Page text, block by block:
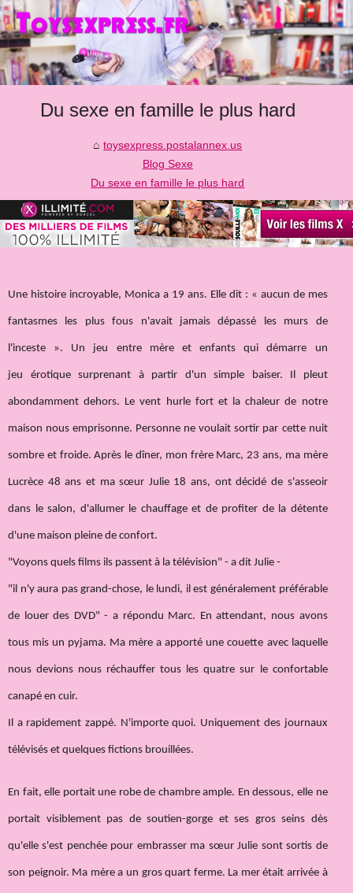
Du sexe en famille le plus hard
toysexpress.postalannex.us
Blog Sexe
Du sexe en famille le plus hard
Une histoire incroyable, Monica a 19 ans. Elle dit : « aucun de mes
fantasmes les plus fous n'avait jamais dépassé les murs de
l'inceste ». Un jeu entre mère et enfants qui démarre un
jeu érotique surprenant à partir d'un simple baiser. Il pleut
abondamment dehors. Le vent hurle fort et la chaleur de notre
maison nous emprisonne. Personne ne voulait sortir par cette nuit
sombre et froide. Après le dîner, mon frère Marc, 23 ans, ma mère
Lucrèce 48 ans et ma sœur Julie 18 ans, ont décidé de s'asseoir
dans le salon, d'allumer le chauffage et de profiter de la détente
d'une maison pleine de confort.
"Voyons quels films ils passent à la télévision" - a dit Julie -
"il n'y aura pas grand-chose, le lundi, il est généralement préférable
de louer des DVD" - a répondu Marc. En attendant, nous avons
tous mis un pyjama. Ma mère a apporté une couette avec laquelle
nous devions nous réchauffer tous les quatre sur le confortable
canapé en cuir.
Il a rapidement zappé. N'importe quoi. Uniquement des journaux
télévisés et quelques fictions brouillées.
En fait, elle portait une robe de chambre ample. En dessous, elle ne
portait visiblement pas de soutien-gorge et ses gros seins dès
qu'elle s'est penchée pour embrasser ma sœur Julie sont sortis de
son peignoir. Ma mère a un gros quart ferme. La mer était arrivée à